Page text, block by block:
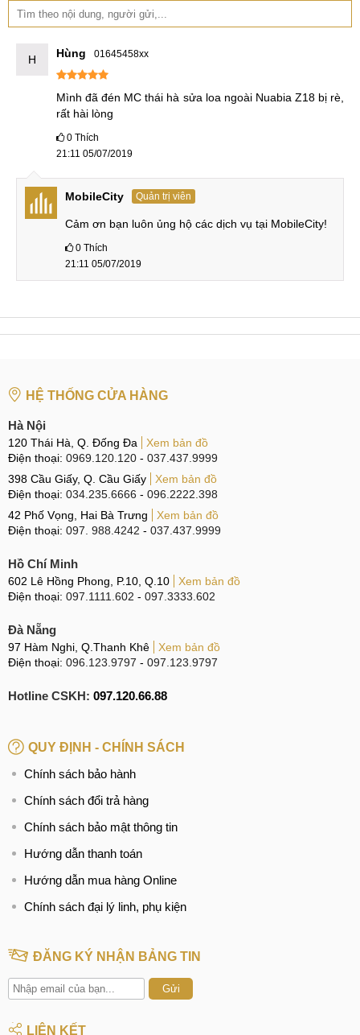
H Hùng 01645458xx
Mình đã đén MC thái hà sửa loa ngoài Nuabia Z18 bị rè,
rất hài lòng
0 Thích
21:11 05/07/2019
MobileCity Quản trị viên
Cảm ơn bạn luôn ủng hộ các dịch vụ tại MobileCity!
0 Thích
21:11 05/07/2019
HỆ THỐNG CỬA HÀNG
Hà Nội
120 Thái Hà, Q. Đống Đa
Xem bản đồ
Điện thoại: 0969.120.120 - 037.437.9999
398 Cầu Giấy, Q. Cầu Giấy
Xem bản đồ
Điện thoại: 034.235.6666 - 096.2222.398
42 Phố Vọng, Hai Bà Trưng
Xem bản đồ
Điện thoại: 097. 988.4242 - 037.437.9999
Hồ Chí Minh
602 Lê Hồng Phong, P.10, Q.10
Xem bản đồ
Điện thoại: 097.1111.602 - 097.3333.602
Đà Nẵng
97 Hàm Nghi, Q.Thanh Khê
Xem bản đồ
Điện thoại: 096.123.9797 - 097.123.9797
Hotline CSKH: 097.120.66.88
QUY ĐỊNH - CHÍNH SÁCH
Chính sách bảo hành
Chính sách đổi trả hàng
Chính sách bảo mật thông tin
Hướng dẫn thanh toán
Hướng dẫn mua hàng Online
Chính sách đại lý linh, phụ kiện
ĐĂNG KÝ NHẬN BẢNG TIN
Gửi
LIÊN KẾT